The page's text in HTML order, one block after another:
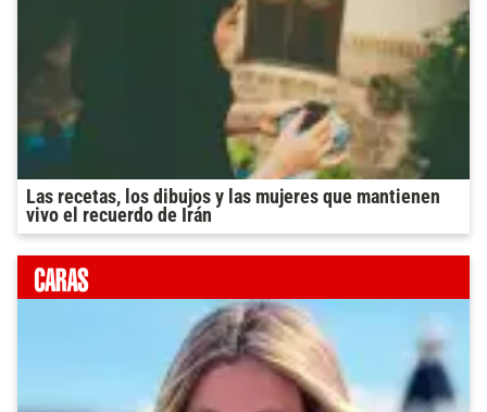
Las recetas, los dibujos y las mujeres que mantienen
vivo el recuerdo de Irán